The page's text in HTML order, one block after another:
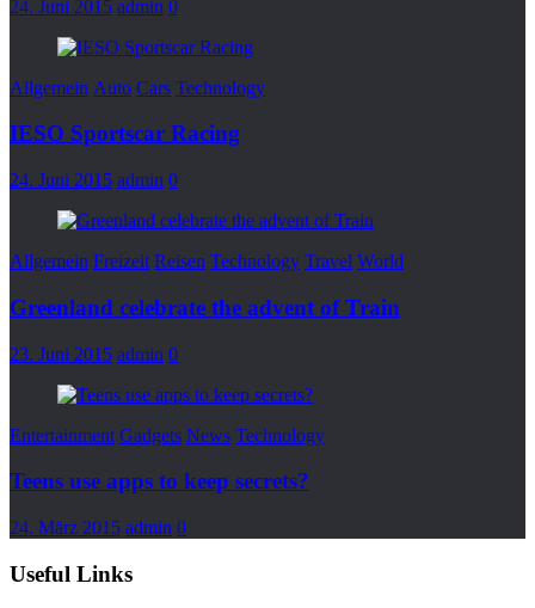
24. Juni 2015 admin 0
Allgemein Auto Cars Technology
IESO Sportscar Racing
24. Juni 2015 admin 0
Allgemein Freizeit Reisen Technology Travel World
Greenland celebrate the advent of Train
23. Juni 2015 admin 0
Entertainment Gadgets News Technology
Teens use apps to keep secrets?
24. März 2015 admin 0
Useful Links